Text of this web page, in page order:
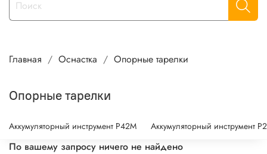
Главная Оснастка Опорные тарелки
Опорные тарелки
Аккумуляторный инструмент P42M Аккумуляторный инструмент
По вашему запросу ничего не найдено